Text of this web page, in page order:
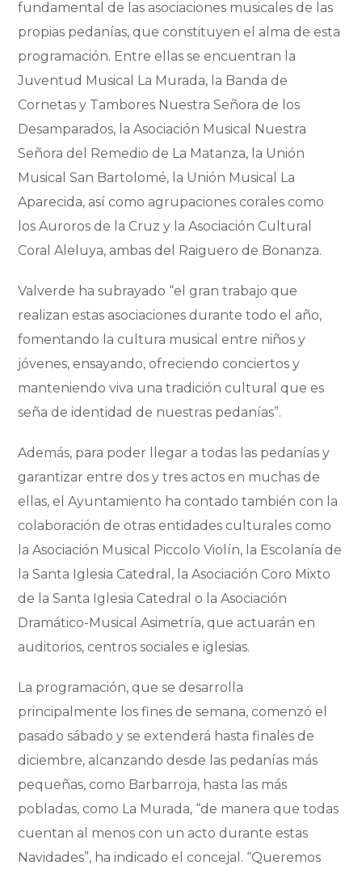
fundamental de las asociaciones musicales de las
propias pedanías, que constituyen el alma de esta
programación. Entre ellas se encuentran la
Juventud Musical La Murada, la Banda de
Cornetas y Tambores Nuestra Señora de los
Desamparados, la Asociación Musical Nuestra
Señora del Remedio de La Matanza, la Unión
Musical San Bartolomé, la Unión Musical La
Aparecida, así como agrupaciones corales como
los Auroros de la Cruz y la Asociación Cultural
Coral Aleluya, ambas del Raiguero de Bonanza.
Valverde ha subrayado “el gran trabajo que
realizan estas asociaciones durante todo el año,
fomentando la cultura musical entre niños y
jóvenes, ensayando, ofreciendo conciertos y
manteniendo viva una tradición cultural que es
seña de identidad de nuestras pedanías”.
Además, para poder llegar a todas las pedanías y
garantizar entre dos y tres actos en muchas de
ellas, el Ayuntamiento ha contado también con la
colaboración de otras entidades culturales como
la Asociación Musical Piccolo Violín, la Escolanía de
la Santa Iglesia Catedral, la Asociación Coro Mixto
de la Santa Iglesia Catedral o la Asociación
Dramático-Musical Asimetría, que actuarán en
auditorios, centros sociales e iglesias.
La programación, que se desarrolla
principalmente los fines de semana, comenzó el
pasado sábado y se extenderá hasta finales de
diciembre, alcanzando desde las pedanías más
pequeñas, como Barbarroja, hasta las más
pobladas, como La Murada, “de manera que todas
cuentan al menos con un acto durante estas
Navidades”, ha indicado el concejal. “Queremos